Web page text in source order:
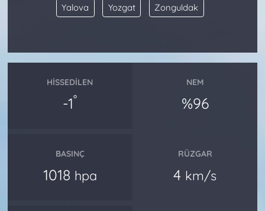
Yalova Yozgat Zonguldak
HISSEDILEN
-1°
NEM
%96
BASINÇ
1018 hpa
RÜZGAR
4 km/s